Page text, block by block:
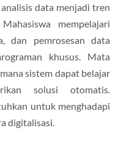
data menjadi tren
mempelajari
dan pemrosesan data
khusus. Mata
sistem dapat belajar
solusi otomatis.
untuk menghadapi
digitalisasi.